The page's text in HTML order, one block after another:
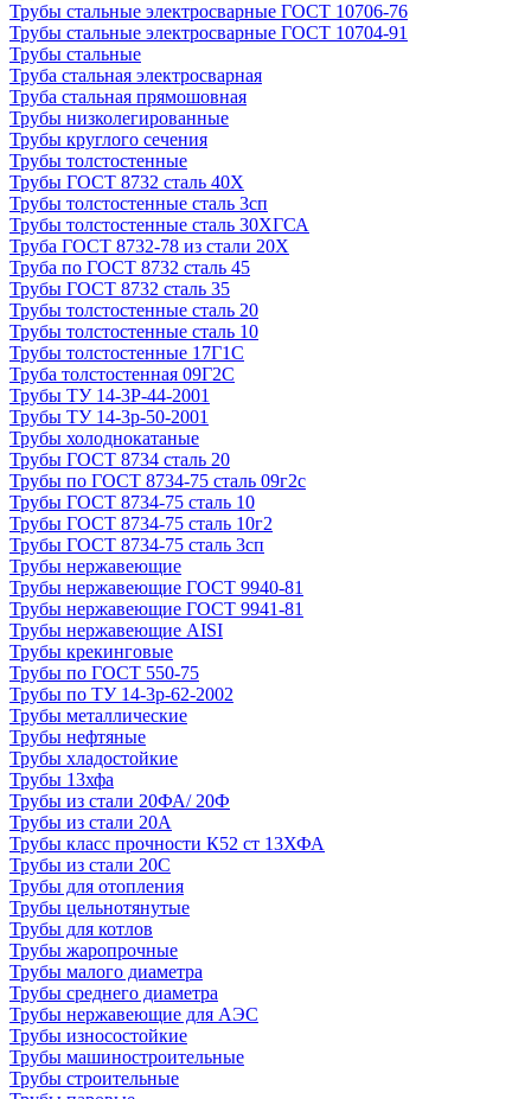
Трубы стальные электросварные ГОСТ 10706-76
Трубы стальные электросварные ГОСТ 10704-91
Трубы стальные
Труба стальная электросварная
Труба стальная прямошовная
Трубы низколегированные
Трубы круглого сечения
Трубы толстостенные
Трубы ГОСТ 8732 сталь 40Х
Трубы толстостенные сталь 3сп
Трубы толстостенные сталь 30ХГСА
Труба ГОСТ 8732-78 из стали 20Х
Труба по ГОСТ 8732 сталь 45
Трубы ГОСТ 8732 сталь 35
Трубы толстостенные сталь 20
Трубы толстостенные сталь 10
Трубы толстостенные 17Г1С
Труба толстостенная 09Г2С
Трубы ТУ 14-3Р-44-2001
Трубы ТУ 14-3р-50-2001
Трубы холоднокатаные
Трубы ГОСТ 8734 сталь 20
Трубы по ГОСТ 8734-75 сталь 09г2с
Трубы ГОСТ 8734-75 сталь 10
Трубы ГОСТ 8734-75 сталь 10г2
Трубы ГОСТ 8734-75 сталь 3сп
Трубы нержавеющие
Трубы нержавеющие ГОСТ 9940-81
Трубы нержавеющие ГОСТ 9941-81
Трубы нержавеющие AISI
Трубы крекинговые
Трубы по ГОСТ 550-75
Трубы по ТУ 14-3р-62-2002
Трубы металлические
Трубы нефтяные
Трубы хладостойкие
Трубы 13хфа
Трубы из стали 20ФА/ 20Ф
Трубы из стали 20А
Трубы класс прочности К52 ст 13ХФА
Трубы из стали 20С
Трубы для отопления
Трубы цельнотянутые
Трубы для котлов
Трубы жаропрочные
Трубы малого диаметра
Трубы среднего диаметра
Трубы нержавеющие для АЭС
Трубы износостойкие
Трубы машиностроительные
Трубы строительные